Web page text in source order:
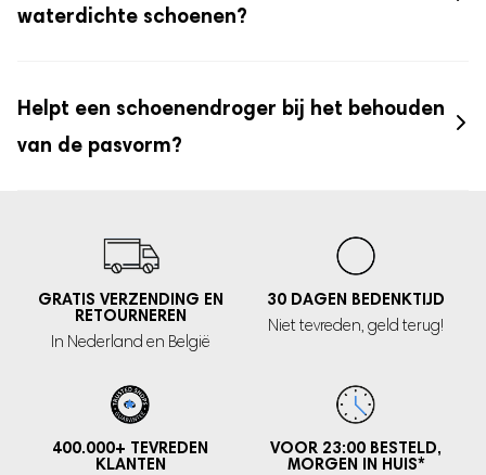
waterdichte schoenen?
Helpt een schoenendroger bij het behouden
van de pasvorm?
GRATIS VERZENDING EN
RETOURNEREN
In Nederland en België
30 DAGEN BEDENKTIJD
Niet tevreden, geld terug!
400.000+ TEVREDEN
KLANTEN
VOOR 23:00 BESTELD,
MORGEN IN HUIS*